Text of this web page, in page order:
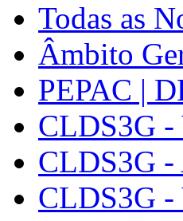
Todas as
Âmbito
PEPAC |
CLDS3G -
CLDS3G
CLDS3G